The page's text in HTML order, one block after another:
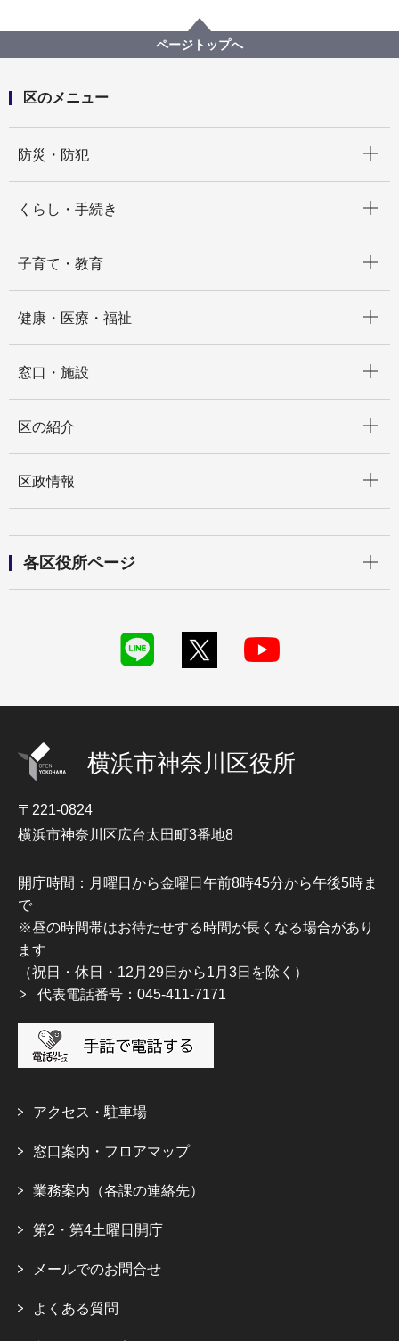
区民利用施設の指定管理
指定管理者の公募について
老人福祉センター横浜市うらしま荘指定管理者（第４
ページトップへ
区のメニュー
防災・防犯
くらし・手続き
子育て・教育
健康・医療・福祉
窓口・施設
区の紹介
区政情報
各区役所ページ
横浜市神奈川区役所
〒221-0824
横浜市神奈川区広台太田町3番地8
開庁時間：月曜日から金曜日午前8時45分から午後5時ま
で
※昼の時間帯はお待たせする時間が長くなる場合があり
ます
（祝日・休日・12月29日から1月3日を除く）
代表電話番号：045-411-7171
アクセス・駐車場
窓口案内・フロアマップ
業務案内（各課の連絡先）
第2・第4土曜日開庁
メールでのお問合せ
よくある質問